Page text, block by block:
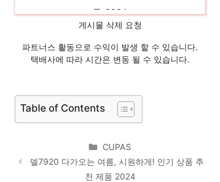
타워서버
추천 제품 2024
제품 2024
hpz1
dell3650
게시물 삭제 요청
파트너스 활동으로 수익이 발생 할 수 있습니다.
택배사에 따라 시간은 변동 될 수 있습니다.
Table of Contents
Categories
CUPAS
델7920 다가오는 여름, 시원하게! 인기 상품 추
천 제품 2024